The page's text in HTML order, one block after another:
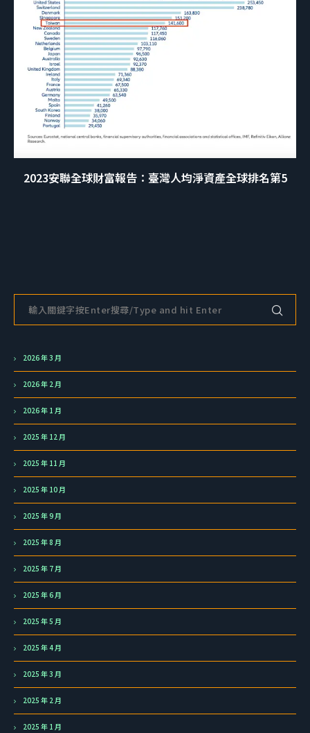
2023安聯全球財富報告：臺灣人均淨資產全球排名第5
2026 年 3 月
2026 年 2 月
2026 年 1 月
2025 年 12 月
2025 年 11 月
2025 年 10 月
2025 年 9 月
2025 年 8 月
2025 年 7 月
2025 年 6 月
2025 年 5 月
2025 年 4 月
2025 年 3 月
2025 年 2 月
2025 年 1 月